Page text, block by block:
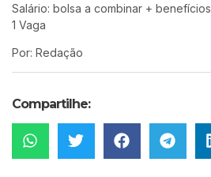
Salário: bolsa a combinar + benefícios
1 Vaga
Por: Redação
Compartilhe: